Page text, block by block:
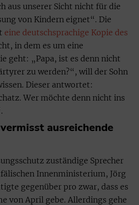
aus unserer Sicht nicht für die
von Kindern eignet“. Die
eine deutschsprachige Kopie des
in dem es um eine
geht: „Papa, ist es denn nicht
zu werden?“, will der Sohn
Dieser antwortet:
Wer möchte denn nicht ins
ausreichende
zuständige Sprecher
Innenministerium, Jörg
gegenüber pro zwar, dass es
von April gebe. Allerdings gehe